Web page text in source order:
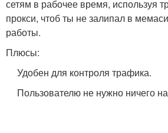
сетям в рабочее время, используя
прокси, чтоб ты не залипал в
работы.
Плюсы:
Удобен для контроля трафика.
Пользователю не нужно ничего